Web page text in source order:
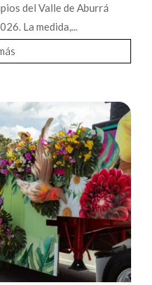
del Valle de Aburrá
La medida,...